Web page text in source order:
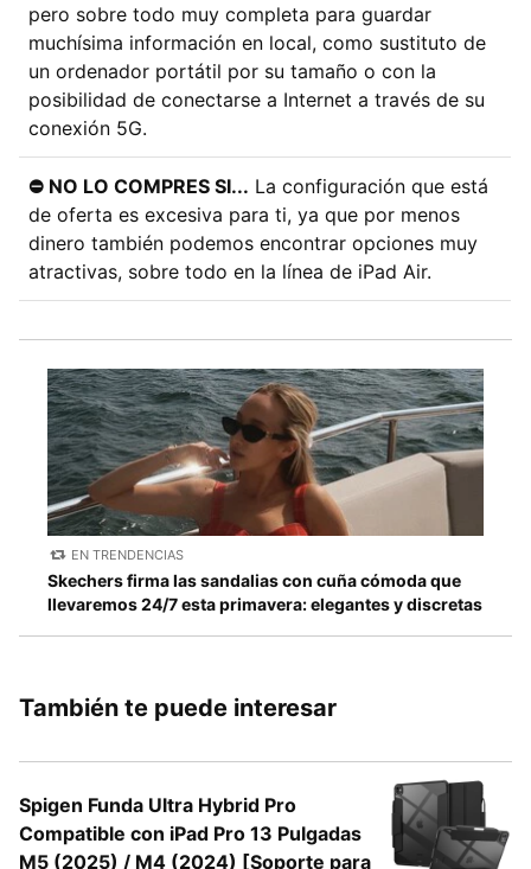
pero sobre todo muy completa para guardar
muchísima información en local, como sustituto de
un ordenador portátil por su tamaño o con la
posibilidad de conectarse a Internet a través de su
conexión 5G.
⛔ NO LO COMPRES SI... La configuración que está
de oferta es excesiva para ti, ya que por menos
dinero también podemos encontrar opciones muy
atractivas, sobre todo en la línea de iPad Air.
EN TRENDENCIAS
Skechers firma las sandalias con cuña cómoda que
llevaremos 24/7 esta primavera: elegantes y discretas
También te puede interesar
Spigen Funda Ultra Hybrid Pro
Compatible con iPad Pro 13 Pulgadas
M5 (2025) / M4 (2024) [Soporte para